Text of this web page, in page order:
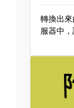
轉換出
服器中